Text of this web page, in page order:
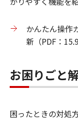
かんたん操作
新（PDF：
お困りごと
困ったときの対処